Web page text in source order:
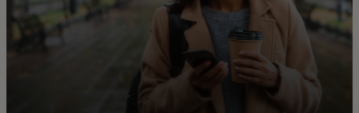
Actualités et tendances